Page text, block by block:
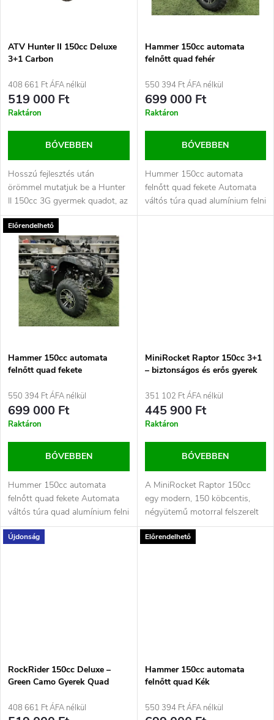
e
k
r
n
d
e
z
é
e
é
k
e
k
l
i
s
á
a
ATV Hunter II 150cc Deluxe
3+1 Carbon
408 661 Ft ÁFA nélkül
519 000 Ft
Raktáron
BŐVEBBEN
Hosszú fejlesztés után
örömmel mutatjuk be a Hunter
II 150cc 3G gyermek quadot, az
idei év modelljét, exkluzívan a...
Hammer 150cc automata
felnőtt quad fehér
550 394 Ft ÁFA nélkül
699 000 Ft
Raktáron
BŐVEBBEN
Hummer 150cc automata
felnőtt quad fekete Automata
váltós túra quad alumínium felni
vonóhorog kézvédő ,...
Előrendelhető
Hammer 150cc automata
felnőtt quad fekete
550 394 Ft ÁFA nélkül
699 000 Ft
Raktáron
BŐVEBBEN
Hummer 150cc automata
felnőtt quad fekete Automata
váltós túra quad alumínium felni
vonóhorog kézvédő ,...
MiniRocket Raptor 150cc 3+1
– biztonságos és erős gyerek
351 102 Ft ÁFA nélkül
445 900 Ft
Raktáron
BŐVEBBEN
A MiniRocket Raptor 150cc
egy modern, 150 köbcentis,
négyütemű motorral felszerelt
gyerek quad, amely a
megbízható...
Újdonság
RockRider 150cc Deluxe –
Green Camo Gyerek Quad
408 661 Ft ÁFA nélkül
Előrendelhető
Hammer 150cc automata
felnőtt quad Kék
550 394 Ft ÁFA nélkül